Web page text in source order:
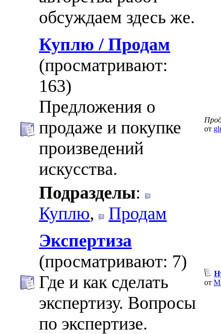
обсуждаем здесь же.
Куплю / Продам
(просматривают:
163)
Предложения о
продаже и покупке
произведений
искусства.
Подразделы:
Куплю, Продам
от
Экспертиза
(просматривают: 7)
Где и как сделать
экспертизу. Вопросы
по экспертизе.
от